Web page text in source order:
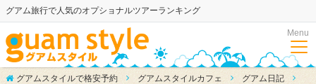
グアム旅行で人気のオプショナルツアーランキング
Menu
グアムスタイルで格安予約 グアムスタイルカフェ
グアム日記